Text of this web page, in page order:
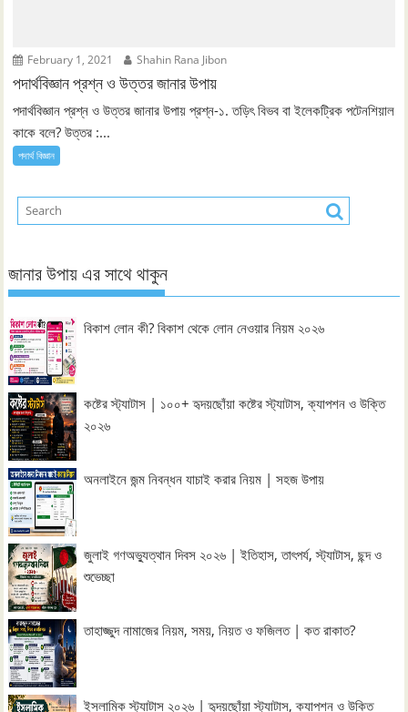
February 1, 2021 Shahin Rana Jibon
পদার্থবিজ্ঞান প্রশ্ন ও উত্তর জানার উপায়
পদার্থবিজ্ঞান প্রশ্ন ও উত্তর জানার উপায় প্রশ্ন-১. তড়িৎ বিভব বা ইলেকট্রিক পটেনশিয়াল
কাকে বলে? উত্তর :...
পদার্থ বিজ্ঞান
জানার উপায় এর সাথে থাকুন
বিকাশ লোন কী? বিকাশ থেকে লোন নেওয়ার নিয়ম ২০২৬
কষ্টের স্ট্যাটাস | ১০০+ হৃদয়ছোঁয়া কষ্টের স্ট্যাটাস, ক্যাপশন ও উক্তি
২০২৬
অনলাইনে জন্ম নিবন্ধন যাচাই করার নিয়ম | সহজ উপায়
জুলাই গণঅভ্যুত্থান দিবস ২০২৬ | ইতিহাস, তাৎপর্য, স্ট্যাটাস, ছন্দ ও
শুভেচ্ছা
তাহাজ্জুদ নামাজের নিয়ম, সময়, নিয়ত ও ফজিলত | কত রাকাত?
ইসলামিক স্ট্যাটাস ২০২৬ | হৃদয়ছোঁয়া স্ট্যাটাস, ক্যাপশন ও উক্তি